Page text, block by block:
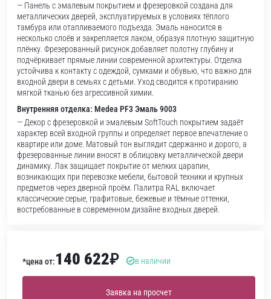
— Панель с эмалевым покрытием и фрезеровкой создана для
металлических дверей, эксплуатируемых в условиях тёплого
тамбура или отапливаемого подъезда. Эмаль наносится в
несколько слоёв и закрепляется лаком, образуя плотную защитную
плёнку. Фрезерованный рисунок добавляет полотну глубину и
подчёркивает прямые линии современной архитектуры. Отделка
устойчива к контакту с одеждой, сумками и обувью, что важно для
входной двери в семьях с детьми. Уход сводится к протиранию
мягкой тканью без агрессивной химии.
Внутренняя отделка: Medea PF3 Эмаль 9003
— Декор с фрезеровкой и эмалевым SoftTouch покрытием задаёт
характер всей входной группы и определяет первое впечатление о
квартире или доме. Матовый тон выглядит сдержанно и дорого, а
фрезерованные линии вносят в облицовку металлической двери
динамику. Лак защищает покрытие от мелких царапин,
возникающих при перевозке мебели, бытовой техники и крупных
предметов через дверной проём. Палитра RAL включает
классические серые, графитовые, бежевые и тёмные оттенки,
востребованные в современном дизайне входных дверей.
*цена от:140 622₽ в наличии
Заявка на просчет